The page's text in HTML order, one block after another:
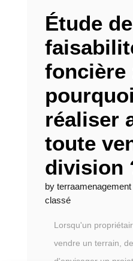
Étude de
foncière
réaliser
toute
division
by terraamenagement
classé
Lorsqu'un
vendre un terrain,